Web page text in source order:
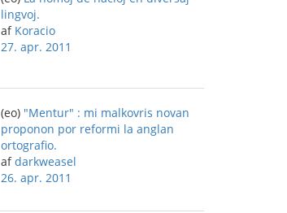
lingvoj.
af Koracio
27. apr. 2011
(eo) "Mentur" : mi malkovris novan
proponon por reformi la anglan
ortografio.
afdarkweasel
26. apr. 2011